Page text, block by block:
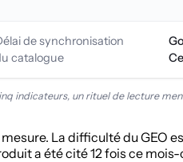
de synchronisation
catalogue
indicateurs, un rituel de lecture
La difficulté du GEO
a été cité 12 fois ce